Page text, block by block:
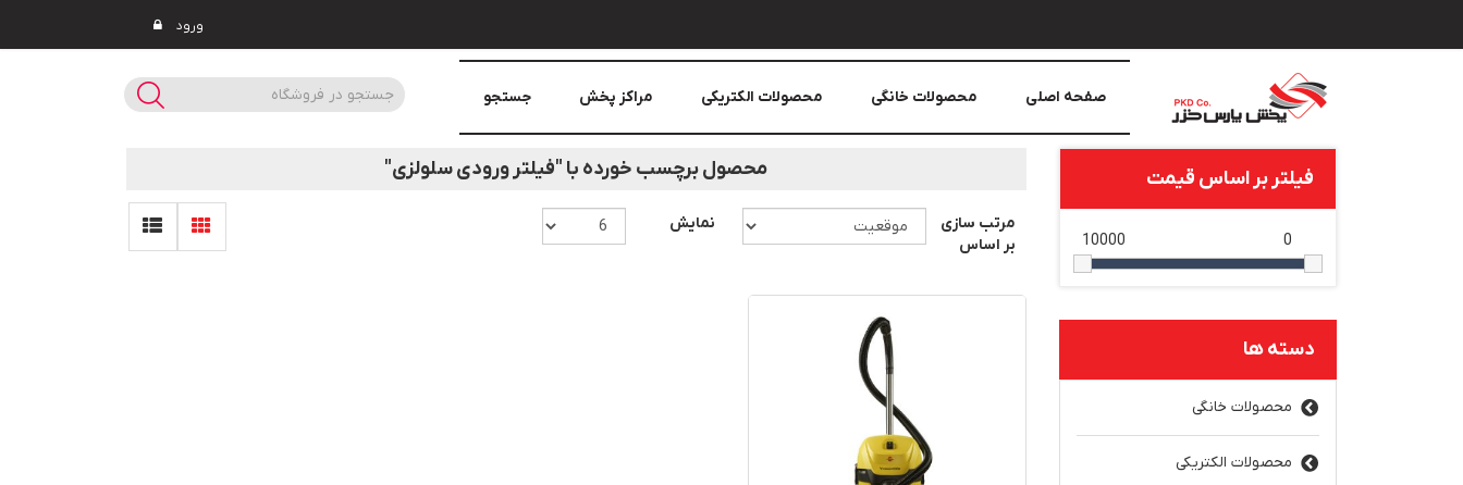
ورود
صفحه اصلی محصولات خانگی محصولات الکتریکی مراکز پخش جستجو
فیلتر بر اساس قیمت
0
10000
دسته ها
محصولات خانگی
محصولات الکتریکی
محصول برچسب خورده با "فیلتر ورودی سلولزی"
مرتب سازی
بر اساس
نمایش